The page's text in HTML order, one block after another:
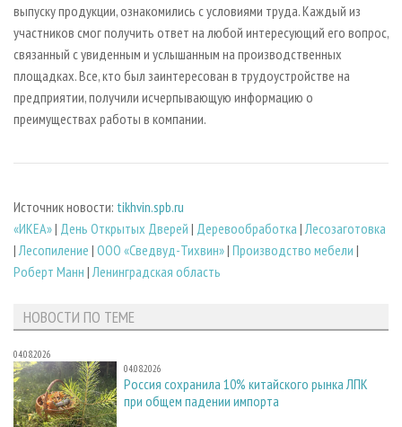
выпуску продукции, ознакомились с условиями труда. Каждый из
участников смог получить ответ на любой интересующий его вопрос,
связанный с увиденным и услышанным на производственных
площадках. Все, кто был заинтересован в трудоустройстве на
предприятии, получили исчерпывающую информацию о
преимуществах работы в компании.
Источник новости: tikhvin.spb.ru
«ИКЕА»| День Открытых Дверей | Деревообработка |Лесозаготовка
|Лесопиление | ООО «Сведвуд-Тихвин»| Производство мебели |
Роберт Манн |Ленинградская область
НОВОСТИ ПО ТЕМЕ
04.08.2026
04.08.2026
Россия сохранила 10% китайского рынка ЛПК
при общем падении импорта